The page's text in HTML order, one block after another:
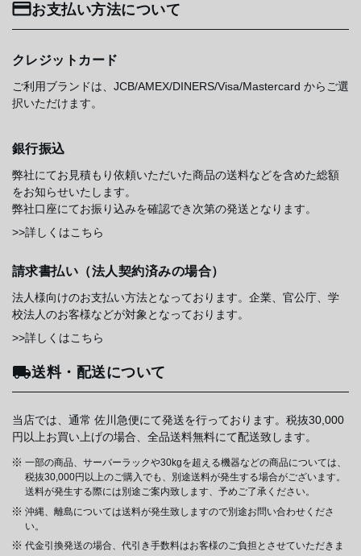
お支払い方法について
クレジットカード
ご利用ブランドは、JCB/AMEX/DINERS/Visa/Mastercard からご選
択いただけます。
銀行振込
弊社にてお見積もり依頼いただいた商品の送料などを含めた総額
をお知らせいたします。
弊社口座にてお振り込みを確認でき次第の発送となります。
>>詳しくはこちら
請求書払い（法人契約済みの場合）
法人様向けのお支払い方法となっております。企業、官公庁、学
校法人のお客様などが対象となっております。
>>詳しくはこちら
送料・配送について
当店では、通常 佐川急便にて発送を行っております。税抜30,000
円以上お買い上げの場合、全品送料無料にて配送致します。
一部の商品、サーバーラックや30kgを超える機器などの商品については、
税抜30,000円以上のご購入でも、別途送料が発生する場合がございます。
送料が発生する際には別途ご案内致します、予めご了承ください。
沖縄、離島については送料が発生致しますので別途お問い合わせくださ
い。
代金引換発送の場合、代引き手数料はお客様のご負担とさせていただきま